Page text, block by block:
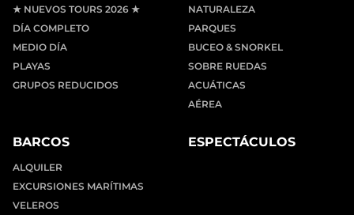
★ NUEVOS TOURS 2026 ★
DÍA COMPLETO
MEDIO DÍA
PLAYAS
GRUPOS REDUCIDOS
NATURALEZA
PARQUES
BUCEO & SNORKEL
SOBRE RUEDAS
ACUÁTICAS
AÉREA
BARCOS
ALQUILER
EXCURSIONES MARÍTIMAS
VELEROS
ESPECTÁCULOS